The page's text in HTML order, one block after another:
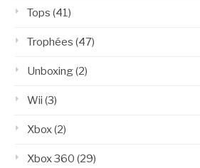
Tops (41)
Trophées (47)
Unboxing(2)
Wii (3)
Xbox(2)
Xbox 360 (29)